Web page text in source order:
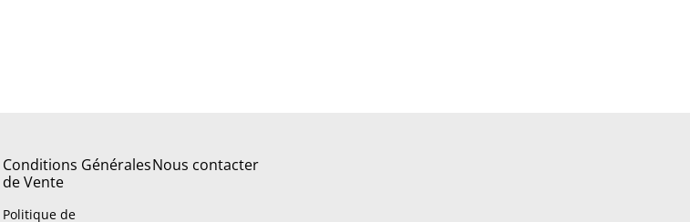
Conditions Générales
de Vente
Politique de
Nous contacter